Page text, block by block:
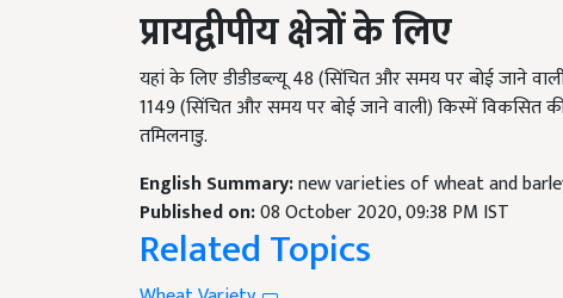
यहां के लिए डीडीडब्ल्यू 48 (सिंचित और समय पर बोई जाने
1149 (सिंचित और समय पर बोई जाने वाली) किस्में विकसित की
तमिलनाडु.
English Summary:
Published on:08 October 2020, 09:38 PM IST
Related Topics
Wheat Variety